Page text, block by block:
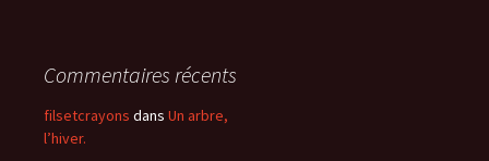
Commentaires récents
filsetcrayons dans Un arbre,
l’hiver.